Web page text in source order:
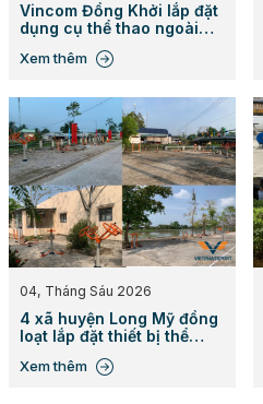
Vincom Đồng Khởi lắp đặt
dụng cụ thể thao ngoài
Xem thêm
04, Tháng Sáu 2026
4 xã huyện Long Mỹ đồng
loạt lắp đặt thiết bị thể
Xem thêm